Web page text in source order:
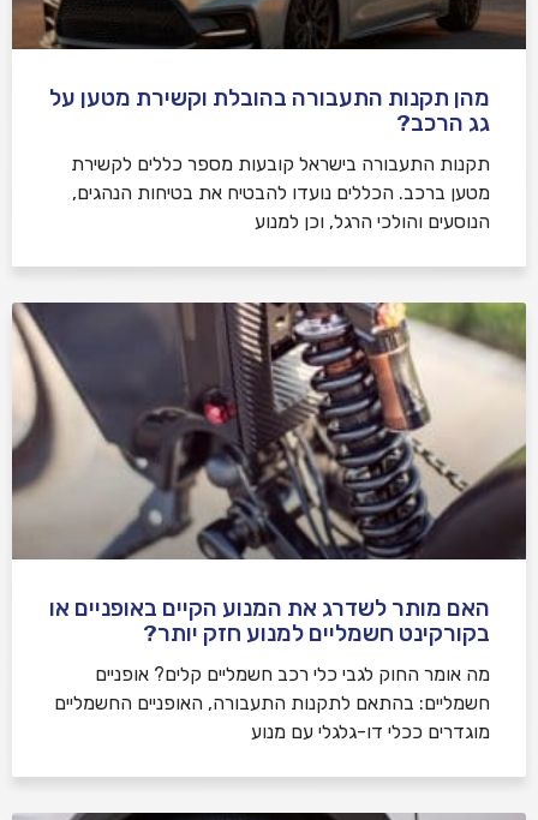
מהן תקנות התעבורה בהובלת וקשירת מטען על
גג הרכב?
תקנות התעבורה בישראל קובעות מספר כללים לקשירת
מטען ברכב. הכללים נועדו להבטיח את בטיחות הנהגים,
הנוסעים והולכי הרגל, וכן למנוע
האם מותר לשדרג את המנוע הקיים באופניים או
בקורקינט חשמליים למנוע חזק יותר?
מה אומר החוק לגבי כלי רכב חשמליים קלים? אופניים
חשמליים: בהתאם לתקנות התעבורה, האופניים החשמליים
מוגדרים ככלי דו-גלגלי עם מנוע